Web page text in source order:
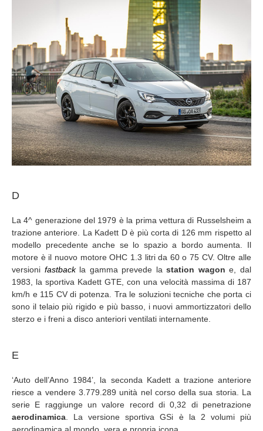
D
La 4^ generazione del 1979 è la prima vettura di Russelsheim a
trazione anteriore. La Kadett D è più corta di 126 mm rispetto al
modello precedente anche se lo spazio a bordo aumenta. Il
motore è il nuovo motore OHC 1.3 litri da 60 o 75 CV. Oltre alle
versioni fastbackla gamma prevede lastation wagon e, dal
1983, la sportiva Kadett GTE, con una velocità massima di 187
km/h e 115 CV di potenza. Tra le soluzioni tecniche che porta ci
sono il telaio più rigido e più basso, i nuovi ammortizzatori dello
sterzo e i freni a disco anteriori ventilati internamente.
E
‘Auto dell’Anno 1984’, la seconda Kadett a trazione anteriore
riesce a vendere 3.779.289 unità nel corso della sua storia. La
serie E raggiunge un valore record di 0,32 di penetrazione
aerodinamica . La versione sportiva GSi è la 2 volumi più
aerodinamica al mondo, vera e propria icona.